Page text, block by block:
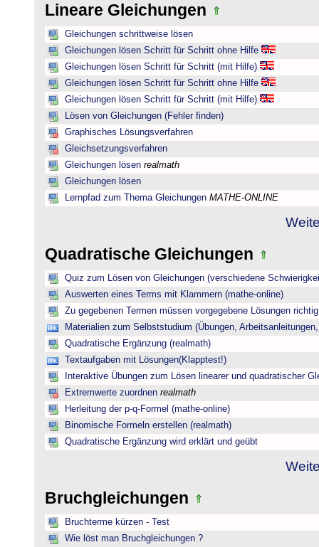
Lineare Gleichungen
Gleichungen schrittweise lösen
Gleichungen lösen Schritt für Schritt ohne Hilfe
Gleichungen lösen Schritt für Schritt (mit Hilfe)
Gleichungen lösen Schritt für Schritt ohne Hilfe
Gleichungen lösen Schritt für Schritt (mit Hilfe)
Lösen von Gleichungen (Fehler finden)
Graphisches Lösungsverfahren
Gleichsetzungsverfahren
Gleichungen lösen realmath
Gleichungen lösen
Lernpfad zum Thema Gleichungen MATHE-ONLINE
Quadratische Gleichungen
Quiz zum Lösen von Gleichungen (verschiedene
Auswerten eines Terms mit Klammern (mathe-online)
Zu gegebenen Termen müssen vorgegebene Lösungen
Materialien zum Selbststudium (Übungen,
Quadratische Ergänzung (realmath)
Textaufgaben mit Lösungen(Klapptest!)
Interaktive Übungen zum Lösen linearer und quadratischer
Extremwerte zuordnen realmath
Herleitung der p-q-Formel (mathe-online)
Binomische Formeln erstellen (realmath)
Quadratische Ergänzung wird erklärt und geübt
Bruchgleichungen
Bruchterme kürzen - Test
Wie löst man Bruchgleichungen ?